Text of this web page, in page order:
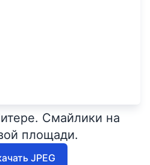
Смайлики на
площади.
JPEG